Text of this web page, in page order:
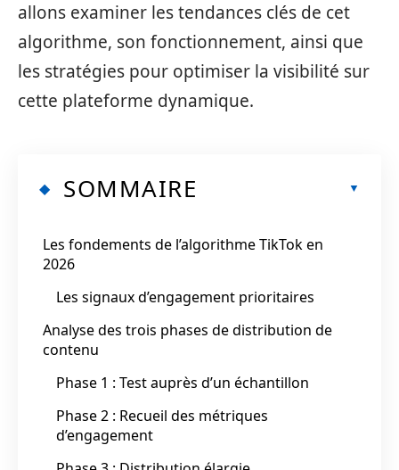
allons examiner les tendances clés de cet
algorithme, son fonctionnement, ainsi que
les stratégies pour optimiser la visibilité sur
cette plateforme dynamique.
SOMMAIRE
Les fondements de l’algorithme TikTok en
2026
Les signaux d’engagement prioritaires
Analyse des trois phases de distribution de
contenu
Phase 1 : Test auprès d’un échantillon
Phase 2 : Recueil des métriques
d’engagement